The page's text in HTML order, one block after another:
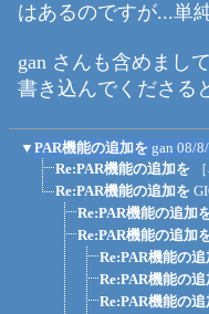
はあるのですが...単
gan さんも含めまし
書き込んでくださる
▼ PAR機能の追加を gan 08/
Re:PAR機能の追加を
Re:PAR機能の追加を
Re:PAR機能の追加
Re:PAR機能の追加
Re:PAR機能の
Re:PAR機能の
Re:PAR機能の